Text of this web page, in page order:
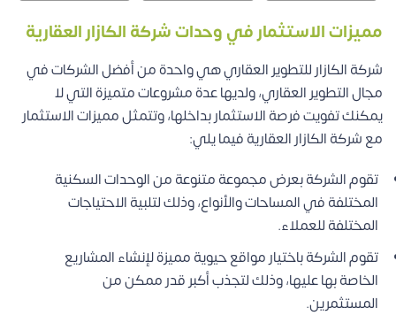
مميزات الاستثمار في وحدات شركة الكازار العقارية
شركة الكازار للتطوير العقاري هي واحدة من أفضل الشركات في
مجال التطوير العقاري، ولديها عدة مشروعات متميزة التي لا
يمكنك تفويت فرصة الاستثمار بداخلها، وتتمثل مميزات الاستثمار
مع شركة الكازار العقارية فيما يلي:
تقوم الشركة بعرض مجموعة متنوعة من الوحدات السكنية
المختلفة في المساحات والأنواع، وذلك لتلبية الاحتياجات
المختلفة للعملاء.
تقوم الشركة باختيار مواقع حيوية مميزة لإنشاء المشاريع
الخاصة بها عليها، وذلك لتجذب أكبر قدر ممكن من
المستثمرين.